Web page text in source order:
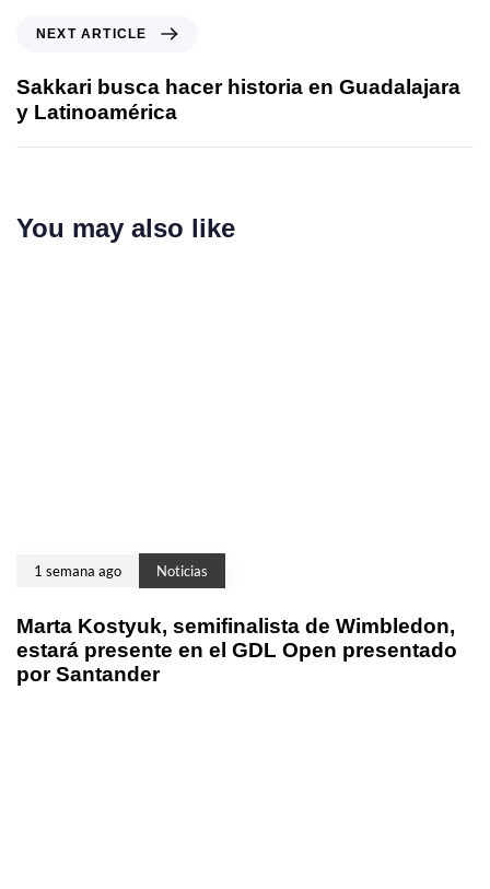
NEXT ARTICLE
Sakkari busca hacer historia en Guadalajara
y Latinoamérica
You may also like
1 semana ago Noticias
Marta Kostyuk, semifinalista de Wimbledon,
estará presente en el GDL Open presentado
por Santander